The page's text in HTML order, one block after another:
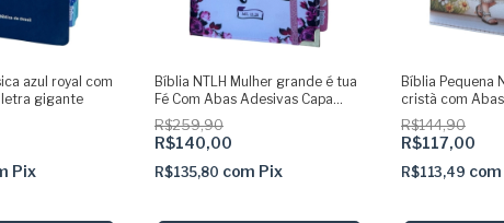
azul royal com
letra gigante
Pix
Bíblia NTLH Mulher grande é tua
Fé Com Abas Adesivas Capa
dura acolchoada + elastico rosa
R$259,90
R$140,00
R$135,80 com Pix
Bíblia Pequena
cristã com
dura
dourado
R$144,90
R$117,00
R$113,49 com